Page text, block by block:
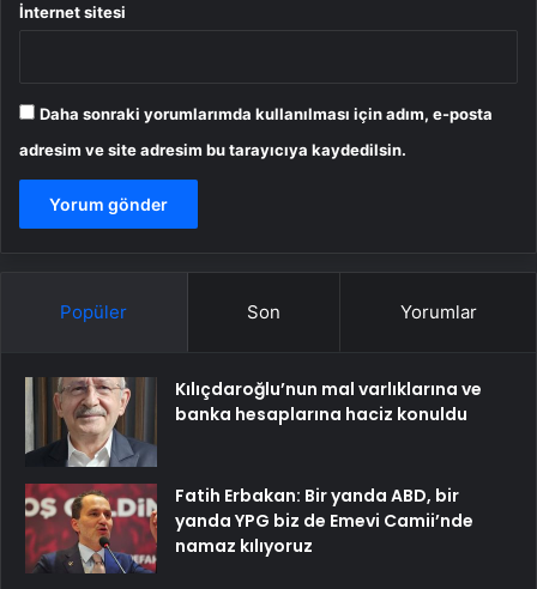
İnternet sitesi
Daha sonraki yorumlarımda kullanılması için adım, e-posta
adresim ve site adresim bu tarayıcıya kaydedilsin.
Popüler Son Yorumlar
Kılıçdaroğlu’nun mal varlıklarına ve
banka hesaplarına haciz konuldu
Fatih Erbakan: Bir yanda ABD, bir
yanda YPG biz de Emevi Camii’nde
namaz kılıyoruz